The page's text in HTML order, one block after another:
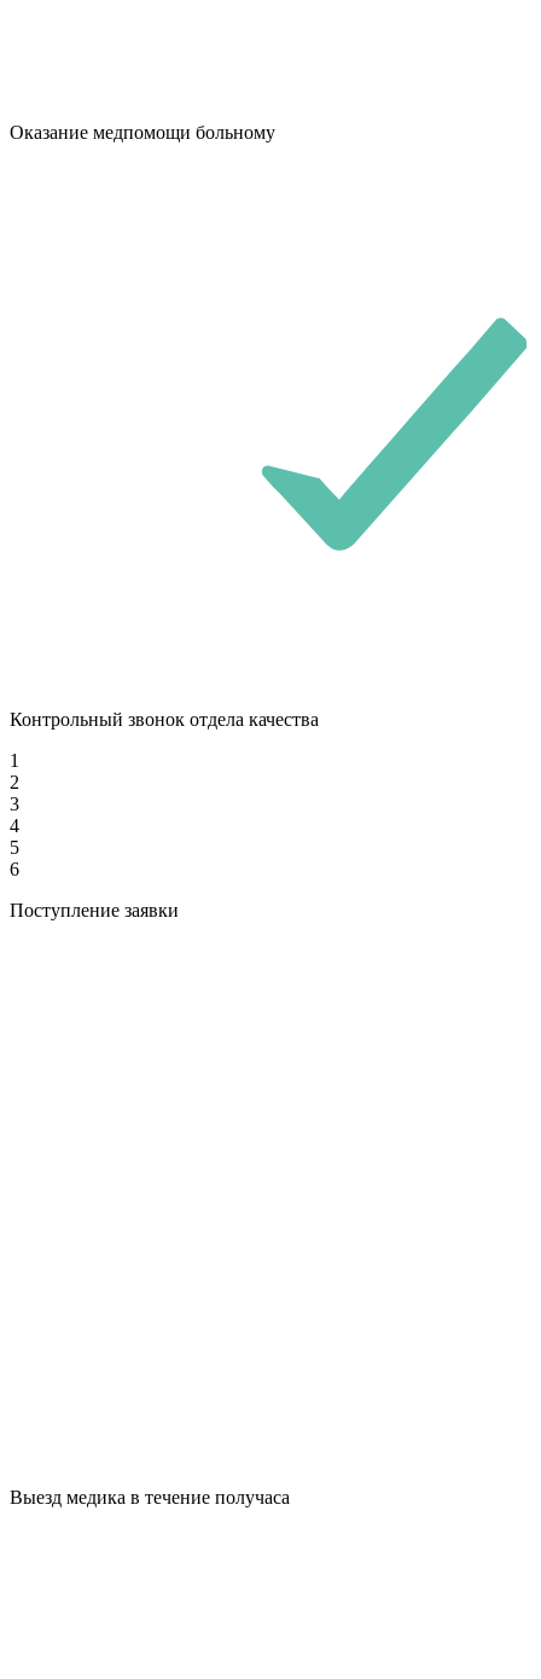
Оказание медпомощи больному
Контрольный звонок отдела качества
1
2
3
4
5
6
Поступление заявки
Выезд медика в течение получаса